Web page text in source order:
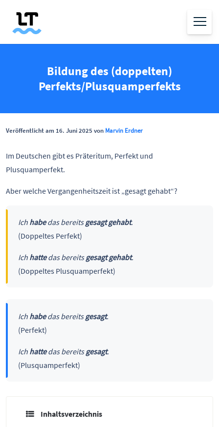
Bildung des (doppelten)
Perfekts/Plusquamperfekts
Veröffentlicht am 16. Juni 2025 von Marvin Erdner
Im Deutschen gibt es Präteritum, Perfekt und
Plusquamperfekt.
Aber welche Vergangenheitszeit ist „gesagt gehabt“?
Ich habedas bereitsgesagt gehabt.
(Doppeltes Perfekt)
Ich hattedas bereitsgesagt gehabt.
(Doppeltes Plusquamperfekt)
Ich habedas bereitsgesagt.
(Perfekt)
Ich hattedas bereitsgesagt.
(Plusquamperfekt)
Inhaltsverzeichnis